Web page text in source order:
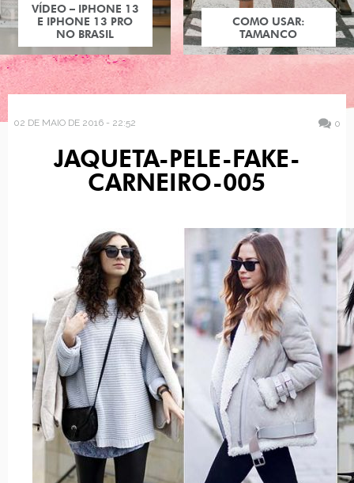
VÍDEO – IPHONE 13
E IPHONE 13 PRO
NO BRASIL
COMO USAR:
TAMANCO
02 DE MAIO DE 2016 - 22:52 0
JAQUETA-PELE-FAKE-
CARNEIRO-005